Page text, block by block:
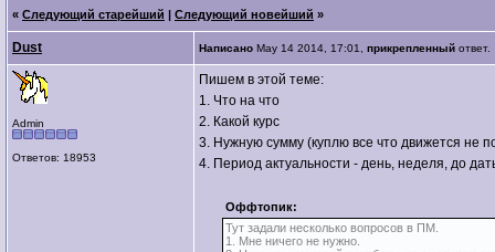
« Следующий старейший | Следующий новейший »
Dust Написано May 14 2014, 17:01, прикрепленный
Admin
Ответов: 18953
Пишем в этой теме:
1. Что на что
2. Какой курс
3. Нужную сумму (куплю все что движется не
4. Период актуальности - день, неделя, до
Оффтопик:
Тут задали несколько вопросов в ПМ.
1. Мне ничего не нужно.